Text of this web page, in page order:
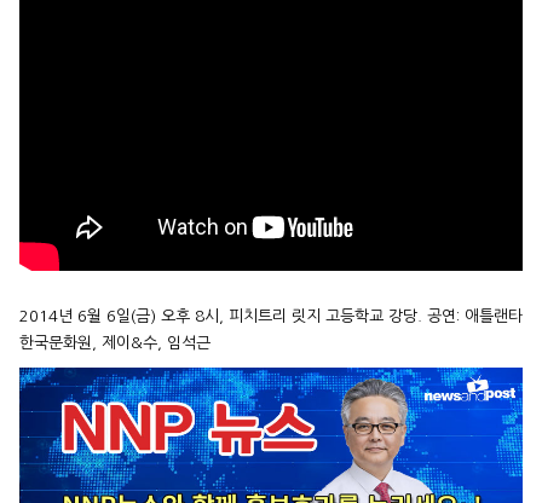
2014년 6월 6일(금) 오후 8시, 피치트리 릿지 고등학교 강당. 공연: 애틀랜타
한국문화원, 제이&수, 임석근